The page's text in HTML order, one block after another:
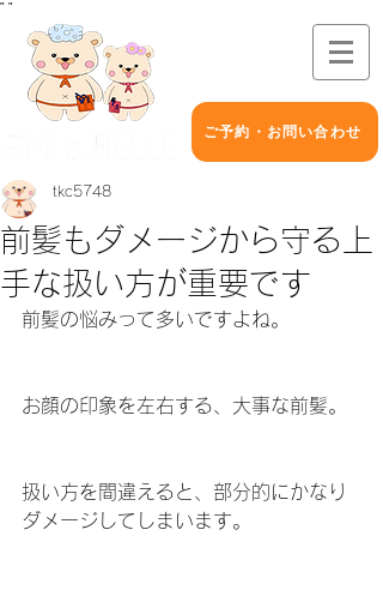
" "
ご予約・お問い合わせ
前髪もダメージから守る上
手な扱い方が重要です
tkc5748
前髪の悩みって多いですよね。
お顔の印象を左右する、大事な前髪。
扱い方を間違えると、部分的にかなり
ダメージしてしまいます。